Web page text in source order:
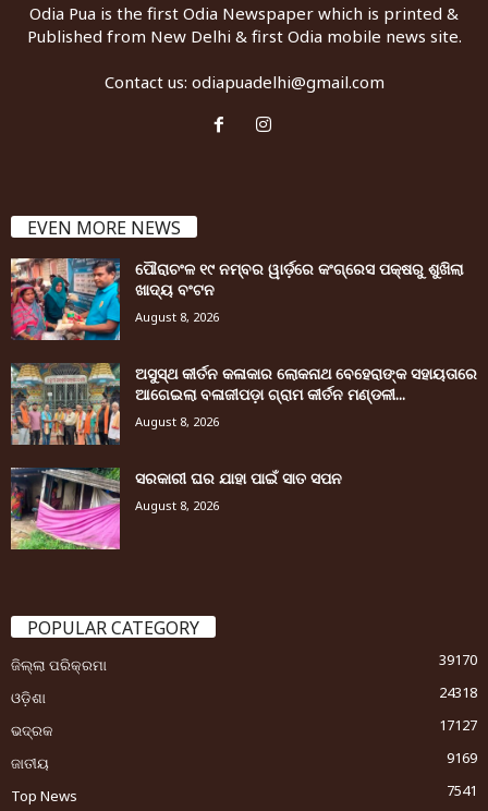
Odia Pua is the first Odia Newspaper which is printed &
Published from New Delhi & first Odia mobile news site.
Contact us: odiapuadelhi@gmail.com
EVEN MORE NEWS
ପୌରାଚଂଳ ୧୯ ନମ୍ବର ୱାର୍ଡ଼ରେ କଂଗ୍ରେସ ପକ୍ଷରୁ ଶୁଖିଲା
ଖାଦ୍ୟ ବଂଟନ
August 8, 2026
ଅସୁସ୍ଥ କୀର୍ତନ କଳାକାର ଲୋକନାଥ ବେହେରାଙ୍କ ସହାୟତାରେ
ଆଗେଇଲା ବଳାଜୀପଡ଼ା ଗ୍ରାମ କୀର୍ତନ ମଣ୍ଡଳୀ...
August 8, 2026
ସରକାରୀ ଘର ଯାହା ପାଇଁ ସାତ ସପନ
August 8, 2026
POPULAR CATEGORY
ଜିଲ୍ଲା ପରିକ୍ରମା
39170
ଓଡ଼ିଶା
24318
ଭଦ୍ରକ
17127
ଜାତୀୟ
9169
Top News
7541